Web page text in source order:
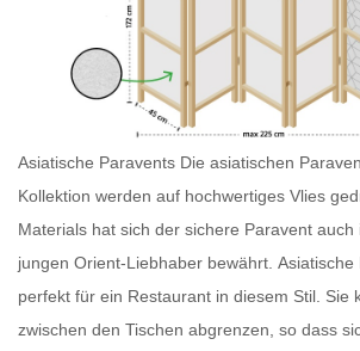
Asiatische Paravents Die asiatischen
Kollektion werden auf hochwertiges Vlies
Materials hat sich der sichere Paravent auch
jungen Orient-Liebhaber bewährt. Asiatische
perfekt für ein Restaurant in diesem Stil. Sie
zwischen den Tischen abgrenzen, so dass